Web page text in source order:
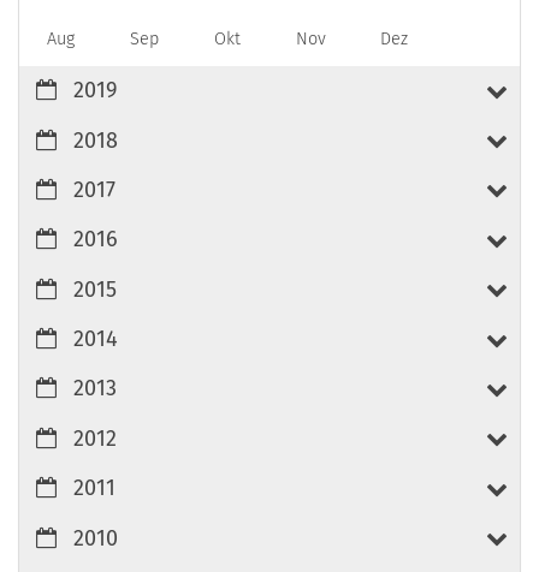
Aug Sep Okt Nov Dez
2019
2018
2017
2016
2015
2014
2013
2012
2011
2010